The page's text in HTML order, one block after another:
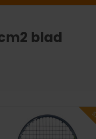
blad